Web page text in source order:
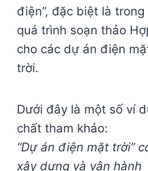
điện”, đặc biệt là trong
quá trình soạn thảo
cho các dự án điện
trời.
Dưới đây là một số ví
chất tham khảo:
“Dự án điện mặt trời”
xây dựng và vận hành